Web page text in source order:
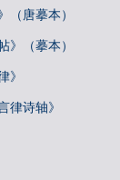
（唐摹本）
》（摹本）
》
律诗轴》